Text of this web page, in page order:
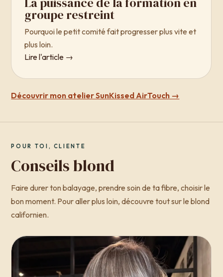
groupe restreint
Pourquoi le petit comité fait progresser plus vite et
plus loin.
Lire l'article →
Découvrir mon atelier SunKissed AirTouch →
POUR TOI, CLIENTE
Conseils blond
Faire durer ton balayage, prendre soin de ta fibre, choisir le
bon moment. Pour aller plus loin, découvre tout sur le blond
californien.